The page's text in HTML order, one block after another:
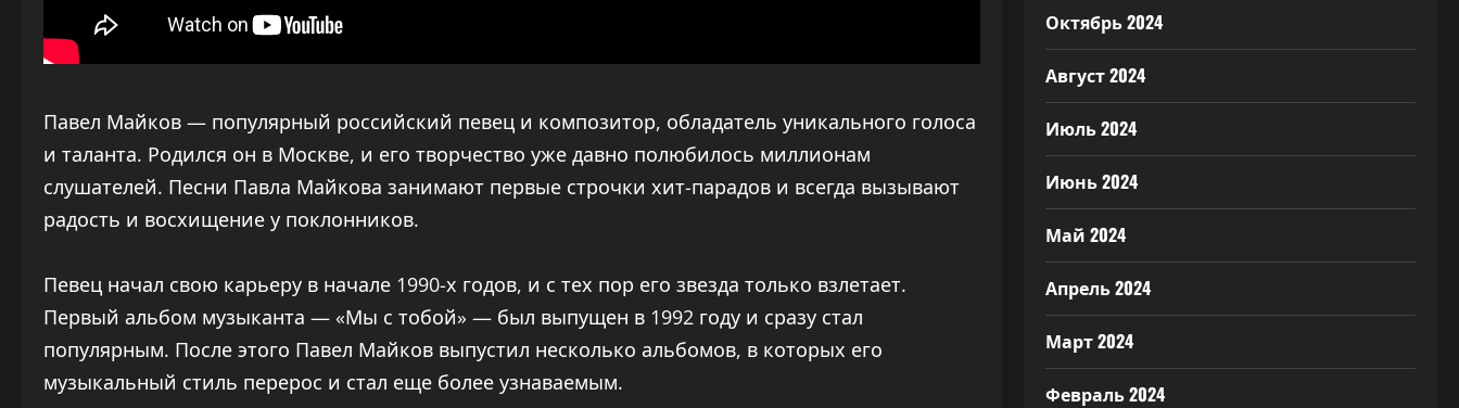
Павел Майков — популярный российский певец и композитор, обладатель уникального голоса
и таланта. Родился он в Москве, и его творчество уже давно полюбилось миллионам
слушателей. Песни Павла Майкова занимают первые строчки хит-парадов и всегда вызывают
радость и восхищение у поклонников.
Певец начал свою карьеру в начале 1990-х годов, и с тех пор его звезда только взлетает.
Первый альбом музыканта — «Мы с тобой» — был выпущен в 1992 году и сразу стал
популярным. После этого Павел Майков выпустил несколько альбомов, в которых его
музыкальный стиль перерос и стал еще более узнаваемым.
Октябрь 2024
Август 2024
Июль 2024
Июнь 2024
Май 2024
Апрель 2024
Март 2024
Февраль 2024